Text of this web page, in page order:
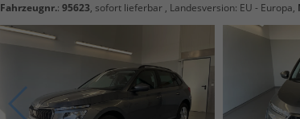
Fahrzeugnr.: 95623, sofort lieferbar, Landesversion: EU - Europa,